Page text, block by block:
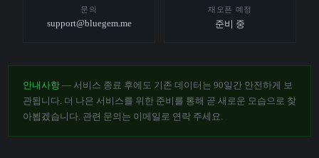
문의
support@bluegem.me
재오픈 예정
준비 중
안내사항 — 서비스 종료 후에도 기존 데이터는 90일간 안전하게 보
관됩니다. 더 나은 서비스를 위한 준비를 통해 곧 새로운 모습으로 찾
아뵙겠습니다. 관련 문의는 이메일로 연락 주세요.